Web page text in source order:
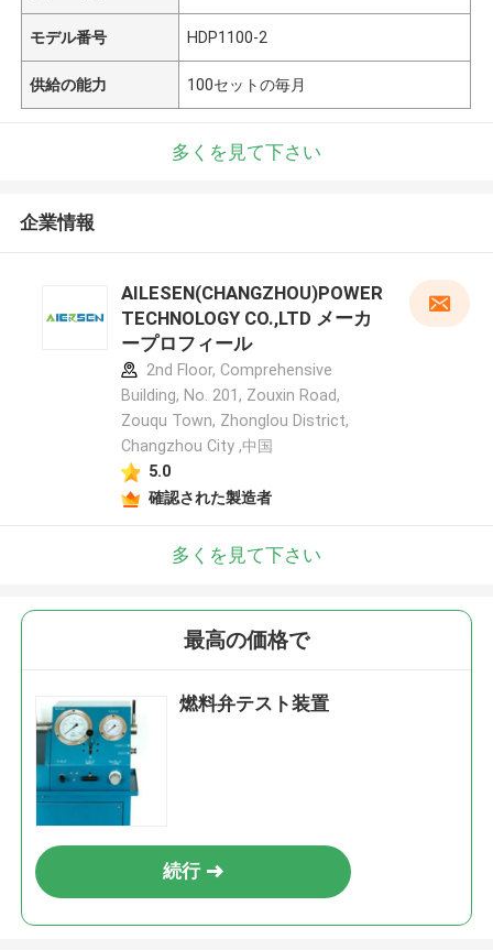
モデル番号 HDP1100-2
供給の能力 100セットの毎月
多くを見て下さい
企業情報
AILESEN(CHANGZHOU)POWER
TECHNOLOGY CO.,LTD メーカ
ープロフィール
2nd Floor, Comprehensive
Building, No. 201, Zouxin Road,
Zouqu Town, Zhonglou District,
Changzhou City ,中国
5.0
確認された製造者
多くを見て下さい
最高の価格で
燃料弁テスト装置
続行